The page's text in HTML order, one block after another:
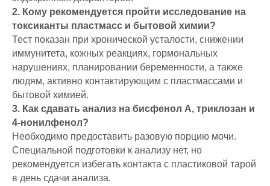
2. Кому рекомендуется пройти исследование на
токсиканты пластмасс и бытовой химии?
Тест показан при хронической усталости, снижении
иммунитета, кожных реакциях, гормональных
нарушениях, планировании беременности, а также
людям, активно контактирующим с пластмассами и
бытовой химией.
3. Как сдавать анализ на бисфенол А, триклозан и
4-нонилфенол?
Необходимо предоставить разовую порцию мочи.
Специальной подготовки к анализу нет, но
рекомендуется избегать контакта с пластиковой тарой
в день сдачи анализа.